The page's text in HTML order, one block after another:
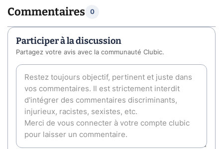
Commentaires 0
Participer à la discussion
Partagez votre avis avec la communauté Clubic.